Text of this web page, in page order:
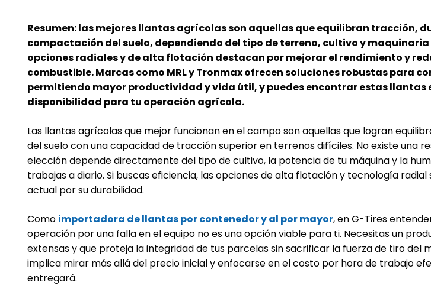
Resumen: las mejores llantas agrícolas son aquellas que equilibran tracción,
compactación del suelo, dependiendo del tipo de terreno, cultivo y
opciones radiales y de alta flotación destacan por mejorar el rendimiento y
combustible. Marcas como MRL y Tronmax ofrecen soluciones robustas para
permitiendo mayor productividad y vida útil, y puedes encontrar estas llantas
disponibilidad para tu operación agrícola.
Las llantas agrícolasque mejor funcionan en el campo son aquellas que logran
del suelo con una capacidad de tracción superior en terrenos difíciles. No existe una
elección depende directamente del tipo de cultivo, la potencia de tu máquina y la
trabajas a diario. Si buscas eficiencia, las opciones de alta flotación y tecnología
actual por su durabilidad.
Como importadora de llantas por contenedor y al por mayor, en G-Tires
operación por una falla en el equipo no es una opción viable para ti. Necesitas un
extensas y que proteja la integridad de tus parcelas sin sacrificar la fuerza de tiro del
implica mirar más allá del precio inicial y enfocarse en el costo por hora de trabajo
entregará.